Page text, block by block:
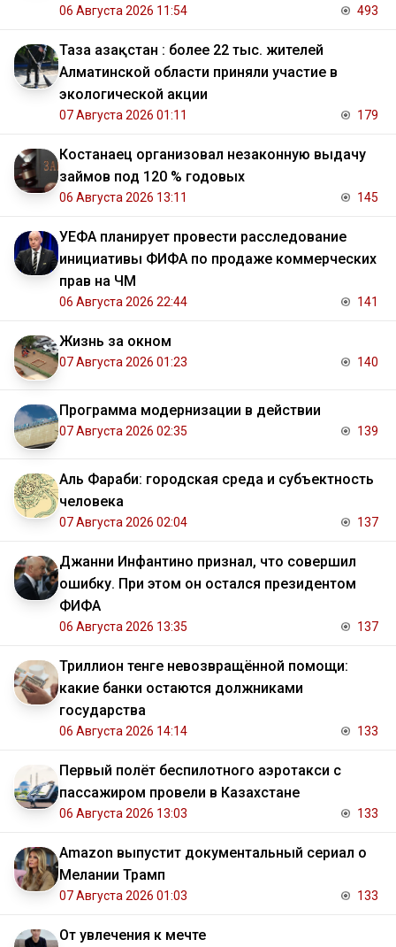
06 Августа 2026 11:54 493
Таза Қазақстан : более 22 тыс. жителей
Алматинской области приняли участие в
экологической акции
07 Августа 2026 01:11 179
Костанаец организовал незаконную выдачу
займов под 120 % годовых
06 Августа 2026 13:11 145
УЕФА планирует провести расследование
инициативы ФИФА по продаже коммерческих
прав на ЧМ
06 Августа 2026 22:44 141
Жизнь за окном
07 Августа 2026 01:23 140
Программа модернизации в действии
07 Августа 2026 02:35 139
Аль Фараби: городская среда и субъектность
человека
07 Августа 2026 02:04 137
Джанни Инфантино признал, что совершил
ошибку. При этом он остался президентом
ФИФА
06 Августа 2026 13:35 137
Триллион тенге невозвращённой помощи:
какие банки остаются должниками
государства
06 Августа 2026 14:14 133
Первый полёт беспилотного аэротакси с
пассажиром провели в Казахстане
06 Августа 2026 13:03 133
Amazon выпустит документальный сериал о
Мелании Трамп
07 Августа 2026 01:03 133
От увлечения к мечте